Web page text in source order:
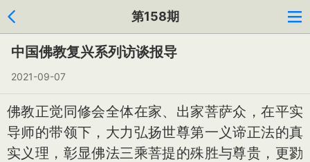
第158期
中国佛教复兴系列访谈报导
2021-09-07
佛教正觉同修会全体在家、出家菩萨众，在平实
导师的带领下，大力弘扬世尊第一义谛正法的真
实义理，彰显佛法三乘菩提的殊胜与尊贵，更勠